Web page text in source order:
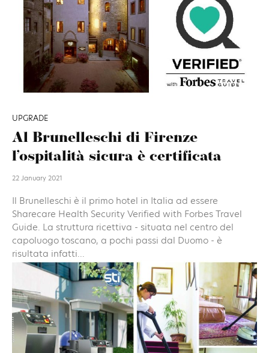
UPGRADE
Al Brunelleschi di Firenze
l’ospitalità sicura è certificata
22 January 2021
Il Brunelleschi è il primo hotel in Italia ad essere
Sharecare Health Security Verified with Forbes Travel
Guide. La struttura ricettiva - situata nel centro del
capoluogo toscano, a pochi passi dal Duomo - è
risultata infatti...